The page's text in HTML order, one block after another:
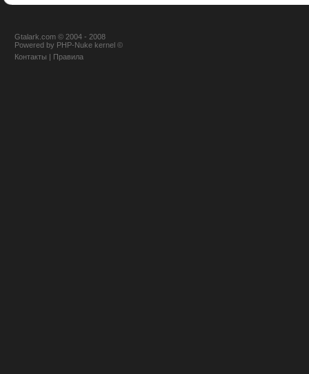
Gtalark.com © 2004 - 2008
Powered by PHP-Nuke kernel ©
Контакты | Правила